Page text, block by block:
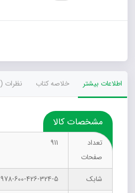
بشناسیم
اطلاعات بیشتر خلاصه کتاب نظرات (0)
مشخصات کالا
تعداد
صفحات
911
شابک
978-600-426-324-5